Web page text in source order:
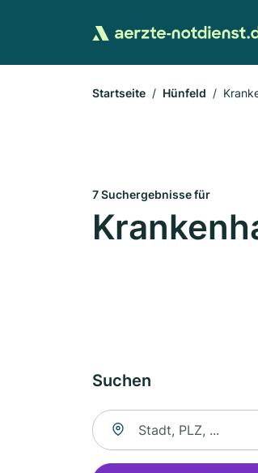
Startseite Hünfeld
7 Suchergebnisse für
Suchen
Suche nach Ort